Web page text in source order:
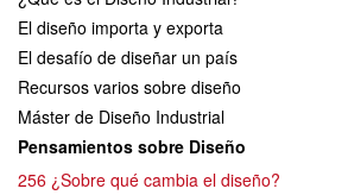
El diseño importa y exporta
El desafío de diseñar un país
Recursos varios sobre diseño
Máster de Diseño Industrial
Pensamientos sobre Diseño
256 ¿Sobre qué cambia el diseño?